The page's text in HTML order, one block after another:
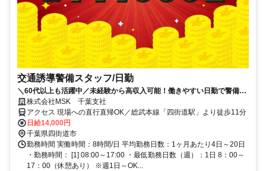
交通誘導警備スタッフ/日勤
＼60代以上も活躍中／未経験から高収入可能！働きやすい日勤で警備員
デビューをしませんか！【月収28万円可能・日払いもOK！】勤務3日前
までシフト申請可能！週1日～・短期もOK！未経験者大歓迎！幅広い年
代が活躍しています。
株式会社MSK 千葉支社
アクセス 現場への直行直帰OK／総武本線「四街道駅」より徒歩11分
日給14,000円
千葉県四街道市
勤務時間 実働時間：8時間/日 平均勤務日数：1ヶ月あたり4日～20日
・勤務時間： [1] 08:00～17:00 ・最低勤務日数（週）：1日 8：00～
17：00（休憩あり） ※週1日～OK...